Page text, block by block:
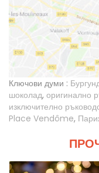
Ключови думи :
шоколад, оригинално
изключително
Place Vendôme,